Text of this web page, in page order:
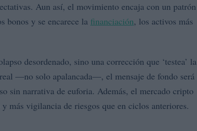
Aun así, el movimiento encaja con un patrón
bonos y se encarece la financiación, los activos más
desordenado, sino una corrección que ‘testea’ la
—no solo apalancada—, el mensaje de fondo será
sin narrativa de euforia. Además, el mercado cripto
más vigilancia de riesgos que en ciclos anteriores.